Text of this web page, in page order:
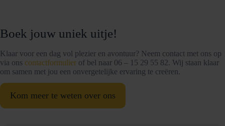
Boek jouw uniek uitje!
Klaar voor een dag vol plezier en avontuur? Neem contact met ons op
via ons contactformulier of bel naar 06 – 15 29 55 82. Wij staan klaar
om samen met jou een onvergetelijke ervaring te creëren.
Kom meer te weten over ons